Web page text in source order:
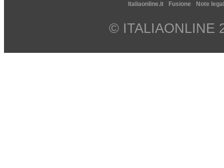
Italiaonline.it Fusione Note
© ITALIAONLINE